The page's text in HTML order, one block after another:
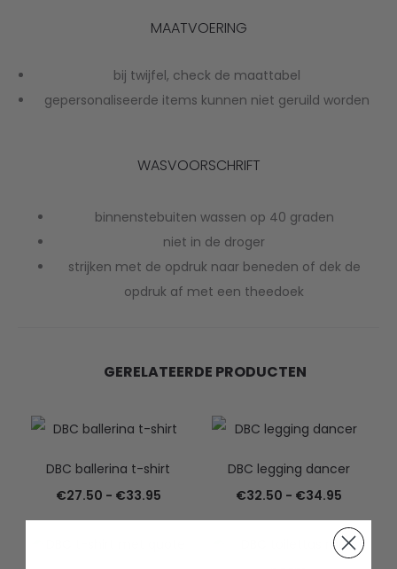
MAATVOERING
bij twijfel, check de maattabel
gepersonaliseerde items kunnen niet geruild worden
WASVOORSCHRIFT
binnenstebuiten wassen op 40 graden
niet in de droger
strijken met de opdruk naar beneden of dek de
opdruk af met een theedoek
GERELATEERDE PRODUCTEN
DBC ballerina t-shirt
€27.50 - €33.95Prijsklasse:
€27.50
DBC legging dancer
€32.50 - €34.95
€32.50
tot